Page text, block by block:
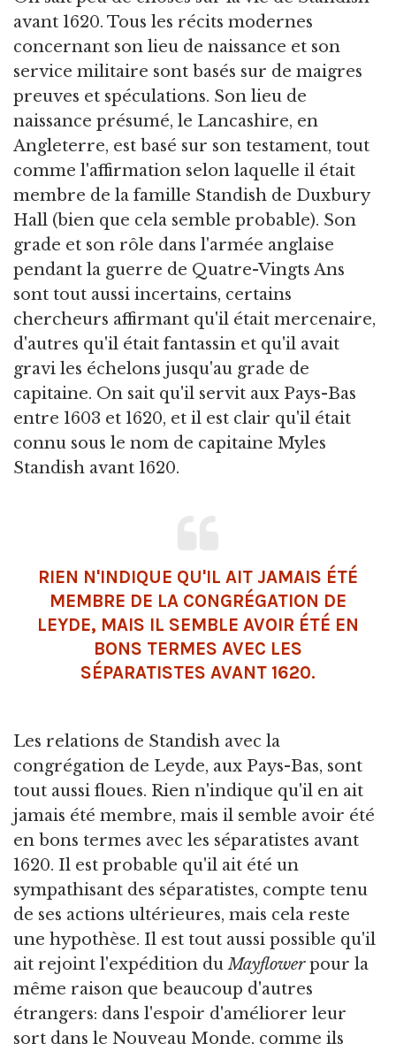
avant 1620. Tous les récits modernes
concernant son lieu de naissance et son
service militaire sont basés sur de maigres
preuves et spéculations. Son lieu de
naissance présumé, le Lancashire, en
Angleterre, est basé sur son testament, tout
comme l'affirmation selon laquelle il était
membre de la famille Standish de Duxbury
Hall (bien que cela semble probable). Son
grade et son rôle dans l'armée anglaise
pendant la guerre de Quatre-Vingts Ans
sont tout aussi incertains, certains
chercheurs affirmant qu'il était mercenaire,
d'autres qu'il était fantassin et qu'il avait
gravi les échelons jusqu'au grade de
capitaine. On sait qu'il servit aux Pays-Bas
entre 1603 et 1620, et il est clair qu'il était
connu sous le nom de capitaine Myles
Standish avant 1620.
RIEN N'INDIQUE QU'IL AIT JAMAIS ÉTÉ
MEMBRE DE LA CONGRÉGATION DE
LEYDE, MAIS IL SEMBLE AVOIR ÉTÉ EN
BONS TERMES AVEC LES
SÉPARATISTES AVANT 1620.
Les relations de Standish avec la
congrégation de Leyde, aux Pays-Bas, sont
tout aussi floues. Rien n'indique qu'il en ait
jamais été membre, mais il semble avoir été
en bons termes avec les séparatistes avant
1620. Il est probable qu'il ait été un
sympathisant des séparatistes, compte tenu
de ses actions ultérieures, mais cela reste
une hypothèse. Il est tout aussi possible qu'il
ait rejoint l'expédition duMayflowerpour la
même raison que beaucoup d'autres
étrangers: dans l'espoir d'améliorer leur
sort dans le Nouveau Monde, comme ils